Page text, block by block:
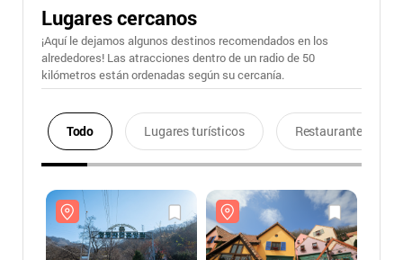
Lugares cercanos
¡Aquí le dejamos algunos destinos recomendados en los
alrededores! Las atracciones dentro de un radio de 50
kilómetros están ordenadas según su cercanía.
Todo Lugares turísticos Restaurantes